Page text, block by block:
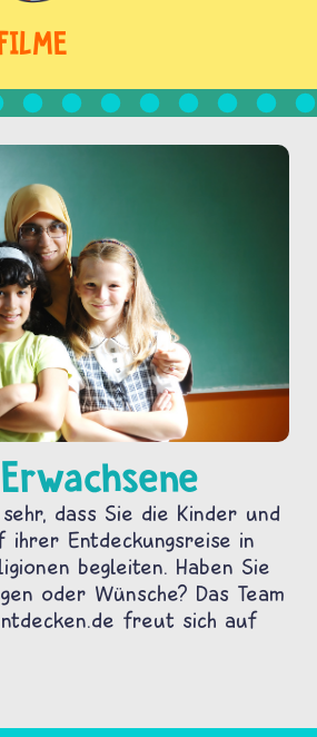
dass Sie die Kinder und
ihrer Entdeckungsreise in
begleiten. Haben Sie
oder Wünsche? Das Team
freut sich auf